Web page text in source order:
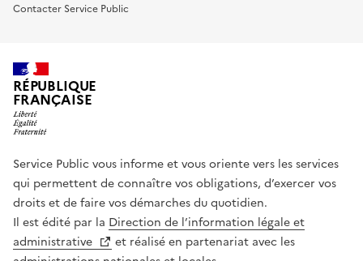
Contacter Service Public
RÉPUBLIQUE
FRANÇAISE
Service Public vous informe et vous oriente vers les services
qui permettent de connaître vos obligations, d’exercer vos
droits et de faire vos démarches du quotidien.
Il est édité par la Direction de l’information légale et
administrative
et réalisé en partenariat avec les